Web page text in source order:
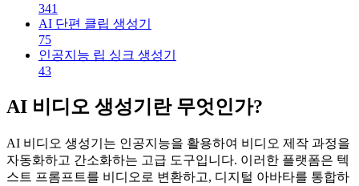
341
AI 단편 클립 생성기
75
인공지능 립 싱크 생성기
43
AI 비디오 생성기란 무엇인가?
AI 비디오 생성기는 인공지능을 활용하여 비디오 제작 과정을
자동화하고 간소화하는 고급 도구입니다. 이러한 플랫폼은 텍
스트 프롬프트를 비디오로 변환하고, 디지털 아바타를 통합하